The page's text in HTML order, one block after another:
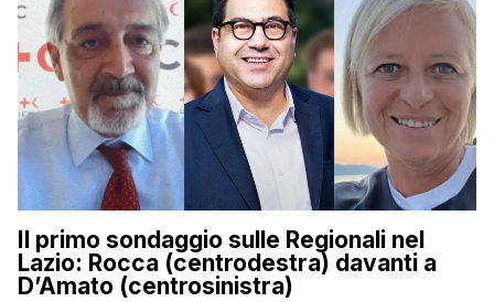
Il primo sondaggio sulle Regionali nel
Lazio: Rocca (centrodestra) davanti a
D’Amato (centrosinistra)